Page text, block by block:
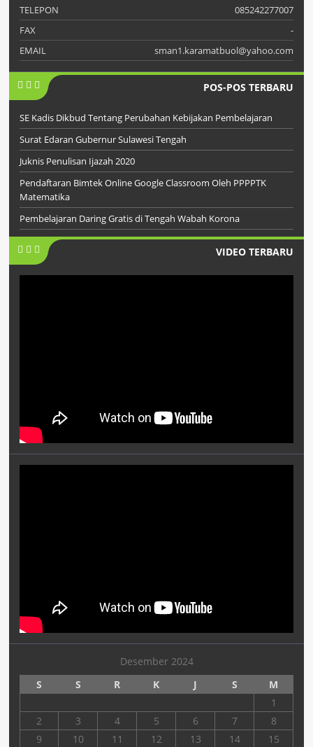
TELEPON
085242277007
FAX
-
EMAIL
sman1.karamatbuol@yahoo.com
POS-POS TERBARU
SE Kadis Dikbud Tentang Perubahan Kebijakan Pembelajaran
Surat Edaran Gubernur Sulawesi Tengah
Juknis Penulisan Ijazah 2020
Pendaftaran Bimtek Online Google Classroom Oleh PPPPTK
Matematika
Pembelajaran Daring Gratis di Tengah Wabah Korona
VIDEO TERBARU
Desember 2024
S
S R K J S
M
1
2
3 4 5 6 7
8
9
10 11 12 13 14
15